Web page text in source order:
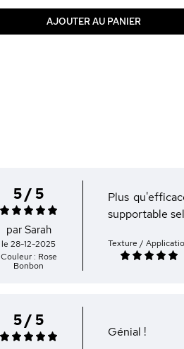
AJOUTER AU PANIER
5 / 5
par Sarah
le 28-12-2025
Couleur : Rose
Bonbon
Plus
supportable
Texture /
5 / 5
Génial !